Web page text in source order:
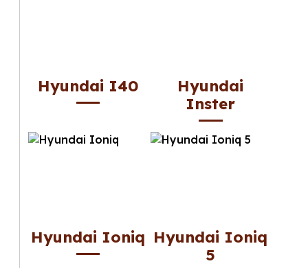
Hyundai I40
Hyundai
Inster
Hyundai Ioniq Hyundai Ioniq
5